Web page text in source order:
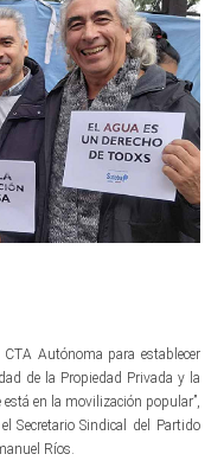
Autónoma para establecer
de la Propiedad Privada y la
en la movilización popular”,
Secretario Sindical del Partido
Ríos.